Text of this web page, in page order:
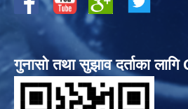
गुनासो तथा सुझाव दर्ताका